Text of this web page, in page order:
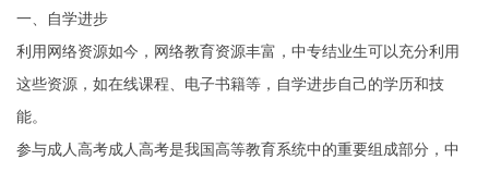
一、自学进步
利用网络资源如今，网络教育资源丰富，中专结业生可以充分利用
这些资源，如在线课程、电子书籍等，自学进步自己的学历和技
能。
参与成人高考成人高考是我国高等教育系统中的重要组成部分，中